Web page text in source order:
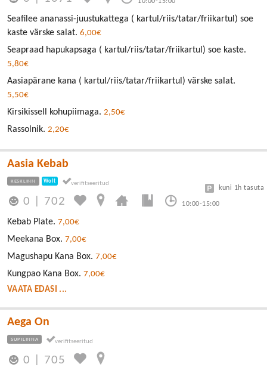
Seafilee ananassi-juustukattega ( kartul/riis/tatar/friikartul) soe
kaste värske salat. 6,00€
Seapraad hapukapsaga ( kartul/riis/tatar/friikartul) soe kaste.
5,80€
Aasiapärane kana ( kartul/riis/tatar/friikartul) värske salat.
5,50€
Kirsikissell kohupiimaga. 2,50€
Rassolnik. 2,20€
Aasia Kebab
KESKLINN Wolt
0 702 10:00-15:00
kuni 1h tasuta
Kebab Plate. 7,00€
Meekana Box. 7,00€
Magushapu Kana Box. 7,00€
Kungpao Kana Box. 7,00€
VAATA EDASI ...
Aega On
SUPILINNA
0 705